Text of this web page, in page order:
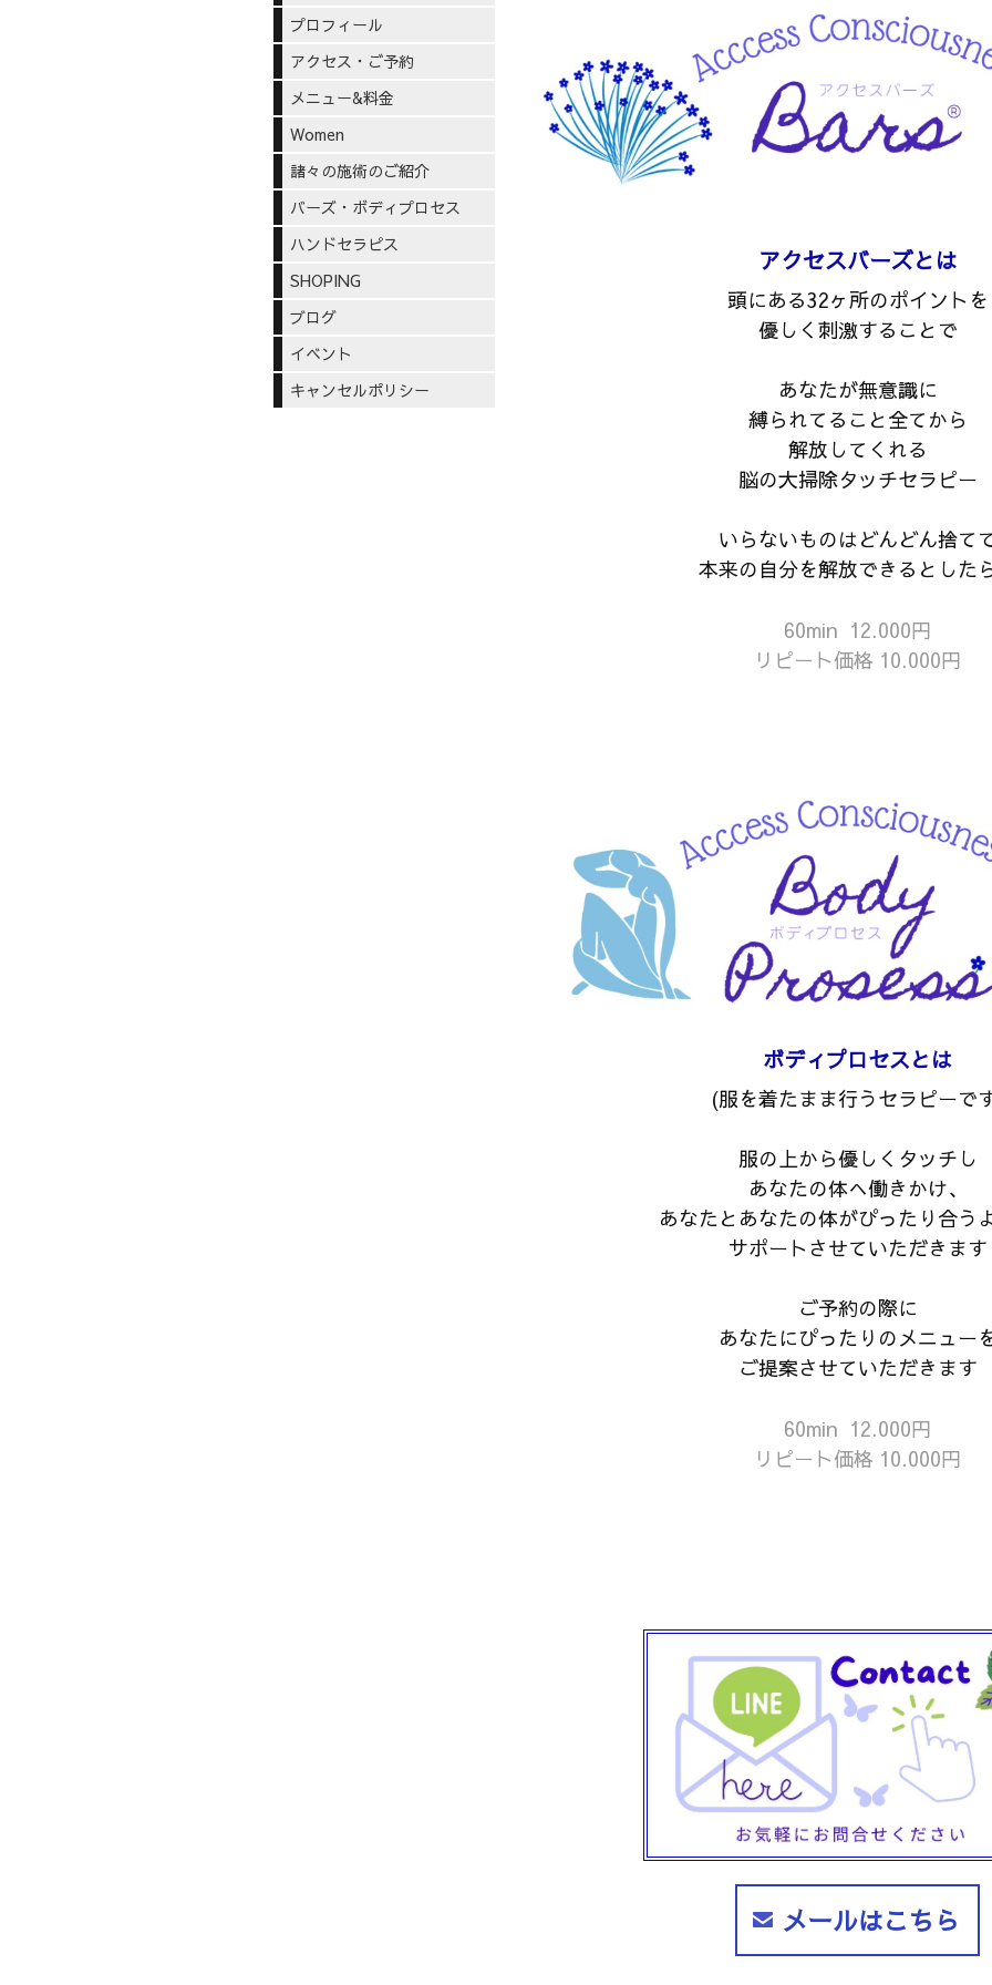
アクセスバーズとは
頭にある32ヶ所のポイントを
優しく刺激することで
あなたが無意識に
縛られてること全てから
解放してくれる
脳の大掃除タッチセラピー
いらないものはどんどん捨て
本来の自分を解放できるとした
60min 12.000円
リピート価格 10.000円
ボディプロセスとは
(服を着たまま行うセラピーで
服の上から優しくタッチし
あなたの体へ働きかけ、
あなたとあなたの体がぴったり合う
サポートさせていただきます
ご予約の際に
あなたにぴったりのメニュー
ご提案させていただきます
60min 12.000円
リピート価格 10.000円
メールはこちら
プロフィール
アクセス・ご予約
メニュー&料金
Women
諸々の施術のご紹介
バーズ・ボディプロセス
ハンドセラピス
SHOPING
ブログ
イベント
キャンセルポリシー